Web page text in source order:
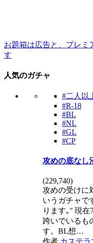
お題箱は広告と、プレミ
す
人気のガチャ
#二人以
#R-18
#BL
#NL
#GL
#CP
攻めの底なし
(229,740)
攻めの受けに
いうガチャで
ります｡'' 現
跨いでいるも
す。BL想…
作者 カステラ